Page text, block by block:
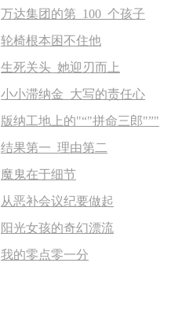
万达集团的第 100 个孩子
轮椅根本困不住他
生死关头 她迎刃而上
小小滞纳金 大写的责任心
版纳工地上的 “ 拼命三郎 ”
结果第一 理由第二
魔鬼在于细节
从恶补会议纪要做起
阳光女孩的奇幻漂流
我的零点零一分